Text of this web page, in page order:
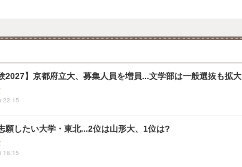
2027】京都府立大、募集人員を増員...文学部は一般選抜も拡大
22:15
願したい大学・東北...2位は山形大、1位は?
16:15